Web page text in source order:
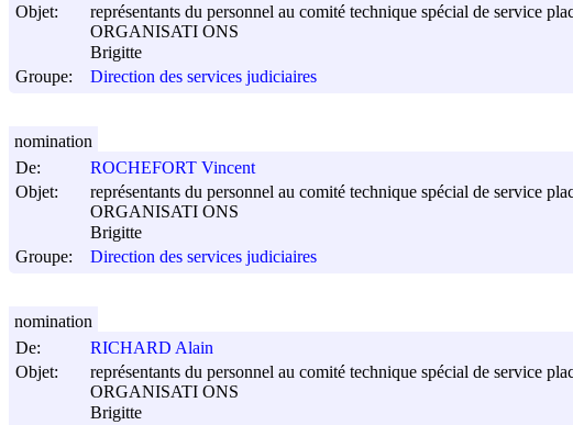
Objet:
représentants du personnel au comité technique spécial de service
ORGANISATI ONS
Brigitte
Groupe:
Direction des services judiciaires
De:
ROCHEFORT Vincent
Objet:
représentants du personnel au comité technique spécial de service
ORGANISATI ONS
Brigitte
Groupe:
Direction des services judiciaires
nomination
De:
RICHARD Alain
Objet:
représentants du personnel au comité technique spécial de service
ORGANISATI ONS
Brigitte
nomination